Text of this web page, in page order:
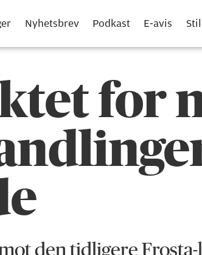
Nyhetsbrev Podkast E-avis
for
den tidligere